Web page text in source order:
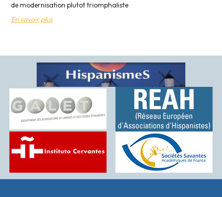
de modernisation plutot triomphaliste
En savoir plus